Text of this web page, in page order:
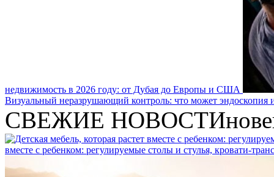
недвижимость в 2026 году: от Дубая до Европы и США
Визуальный неразрушающий контроль: что может эндоскопия
СВЕЖИЕ НОВОСТИ
вместе с ребенком: регулируемые столы и стулья, кровати-